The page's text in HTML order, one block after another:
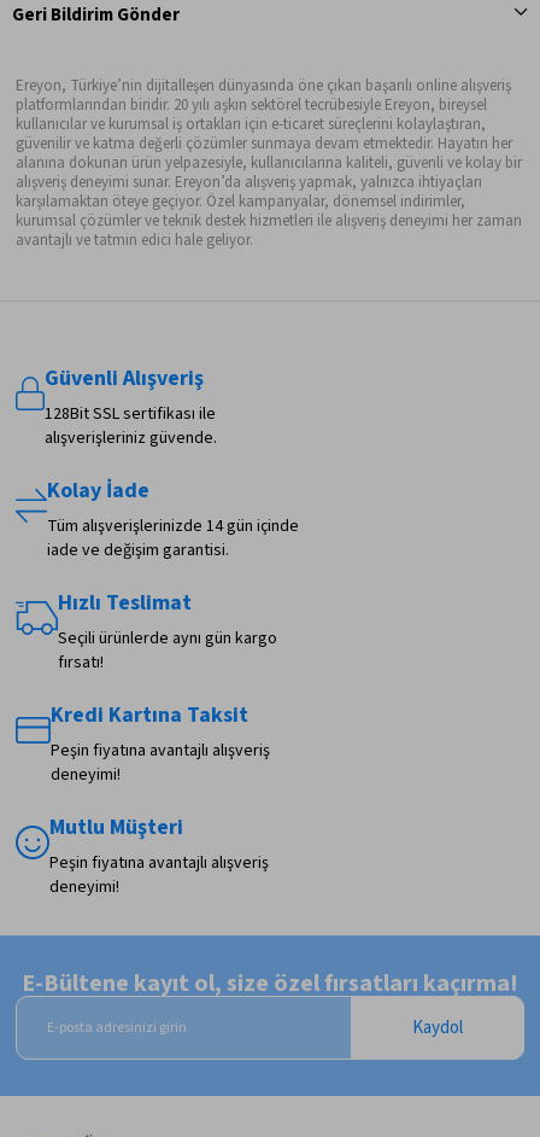
Geri Bildirim Gönder
Ereyon, Türkiye’nin dijitalleşen dünyasında öne çıkan başarılı online alışveriş
platformlarından biridir. 20 yılı aşkın sektörel tecrübesiyle Ereyon, bireysel
kullanıcılar ve kurumsal iş ortakları için e-ticaret süreçlerini kolaylaştıran,
güvenilir ve katma değerli çözümler sunmaya devam etmektedir. Hayatın her
alanına dokunan ürün yelpazesiyle, kullanıcılarına kaliteli, güvenli ve kolay bir
alışveriş deneyimi sunar. Ereyon’da alışveriş yapmak, yalnızca ihtiyaçları
karşılamaktan öteye geçiyor. Özel kampanyalar, dönemsel indirimler,
kurumsal çözümler ve teknik destek hizmetleri ile alışveriş deneyimi her zaman
avantajlı ve tatmin edici hale geliyor.
Güvenli Alışveriş
128Bit SSL sertifikası ile
alışverişleriniz güvende.
Kolay İade
Tüm alışverişlerinizde 14 gün içinde
iade ve değişim garantisi.
Hızlı Teslimat
Seçili ürünlerde aynı gün kargo
fırsatı!
Kredi Kartına Taksit
Peşin fiyatına avantajlı alışveriş
deneyimi!
Mutlu Müşteri
Peşin fiyatına avantajlı alışveriş
deneyimi!
E-Bültene kayıt ol, size özel fırsatları kaçırma!
Kaydol